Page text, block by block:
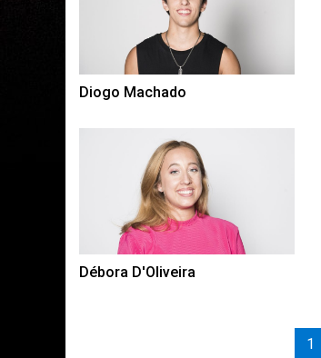
Diogo Machado
Débora D'Oliveira
1